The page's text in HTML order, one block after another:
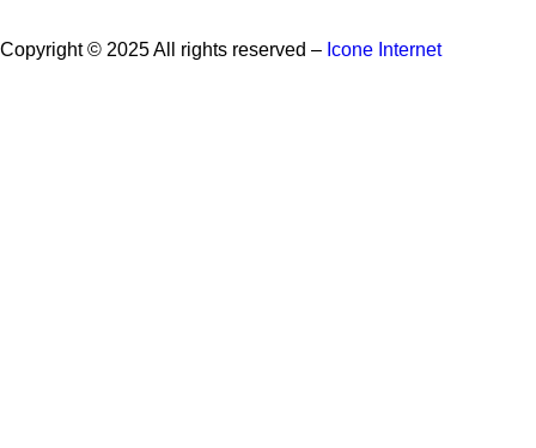
Copyright © 2025 All rights reserved – Icone Internet